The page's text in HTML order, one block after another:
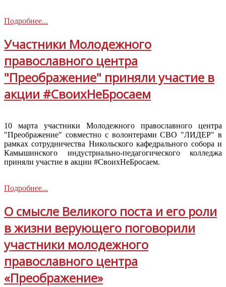
Подробнее...
Участники Молодежного
православного центра
"Преображение" приняли участие в
акции #СвоихНеБросаем
10 марта участники Молодежного православного центра
"Преображение" совместно с волонтерами СВО "ЛИДЕР" в
рамках сотрудничества Никольского кафедрального собора и
Камышинского индустриально-педагогического колледжа
приняли участие в акции #СвоихНеБросаем.
Подробнее...
О смысле Великого поста и его роли
в жизни верующего поговорили
участники молодежного
православного центра
«Преображение»